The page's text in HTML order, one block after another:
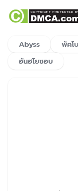
Abyss พัคโ
อันฮโยซอบ